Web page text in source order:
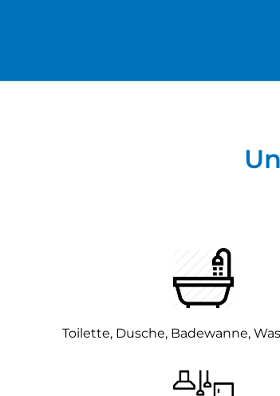
Toilette, Dusche, Badewanne,